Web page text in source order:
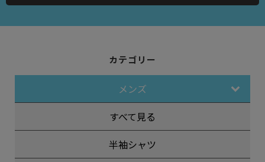
カテゴリー
メンズ
すべて見る
半袖シャツ